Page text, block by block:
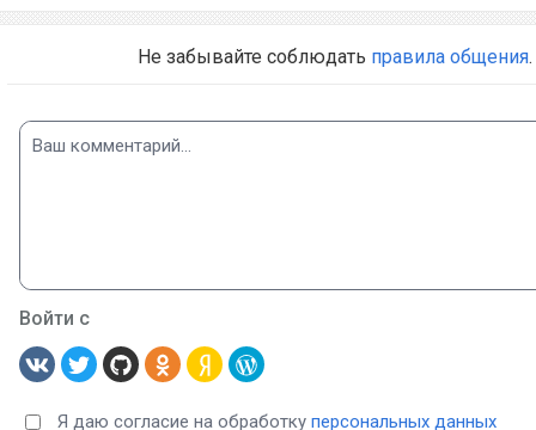
Не забывайте соблюдать правила общения.
Войти с
Я даю согласие на обработку персональных данных